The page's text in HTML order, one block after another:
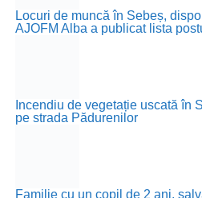
Locuri de muncă în Sebeș,
AJOFM Alba a publicat lista
Incendiu de vegetație uscată în
pe strada Pădurenilor
Familie cu un copil de 2 ani,